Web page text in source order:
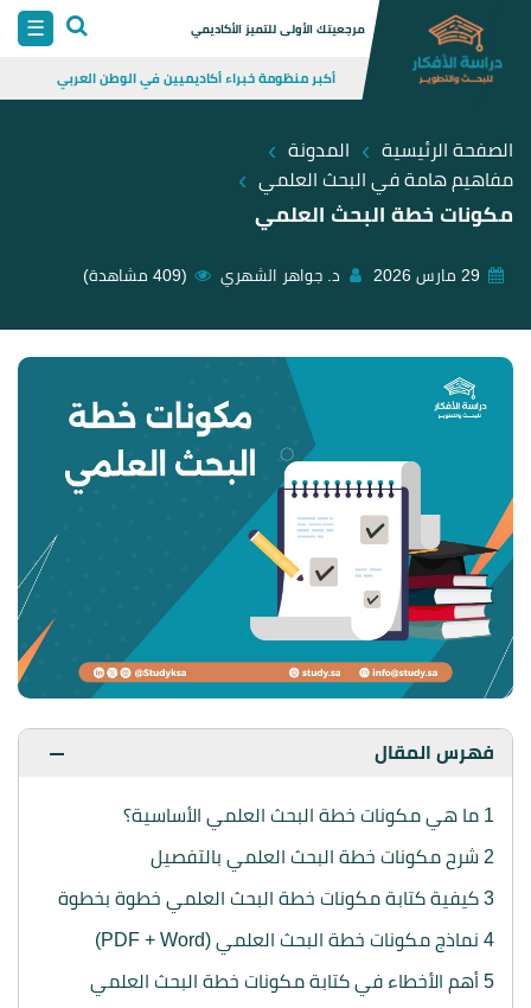
Skip
☰ مرجعيتك الأولى للتميز الأكاديمي
أكبر منظومة خبراء أكاديميين في الوطن العربي
الصفحة الرئيسية › المدونة ›
مفاهيم هامة في البحث العلمي ›
مكونات خطة البحث العلمي
29 مارس 2026 د. جواهر الشهري (409 مشاهدة)
فهرس المقال
1 ما هي مكونات خطة البحث العلمي الأساسية؟
2 شرح مكونات خطة البحث العلمي بالتفصيل
3 كيفية كتابة مكونات خطة البحث العلمي خطوة بخطوة
4 نماذج مكونات خطة البحث العلمي (PDF + Word)
5 أهم الأخطاء في كتابة مكونات خطة البحث العلمي